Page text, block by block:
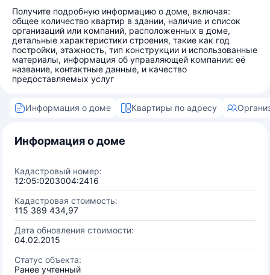
Получите подробную информацию о доме, включая:
общее количество квартир в здании, наличие и список
организаций или компаний, расположенных в доме,
детальные характеристики строения, такие как год
постройки, этажность, тип конструкции и использованные
материалы, информация об управляющей компании: её
название, контактные данные, и качество
предоставляемых услуг
Информация о доме Квартиры по адресу
Информация о доме
Кадастровый номер:
12:05:0203004:2416
Кадастровая стоимость:
115 389 434,97
Дата обновления стоимости:
04.02.2015
Статус объекта:
Ранее учтенный